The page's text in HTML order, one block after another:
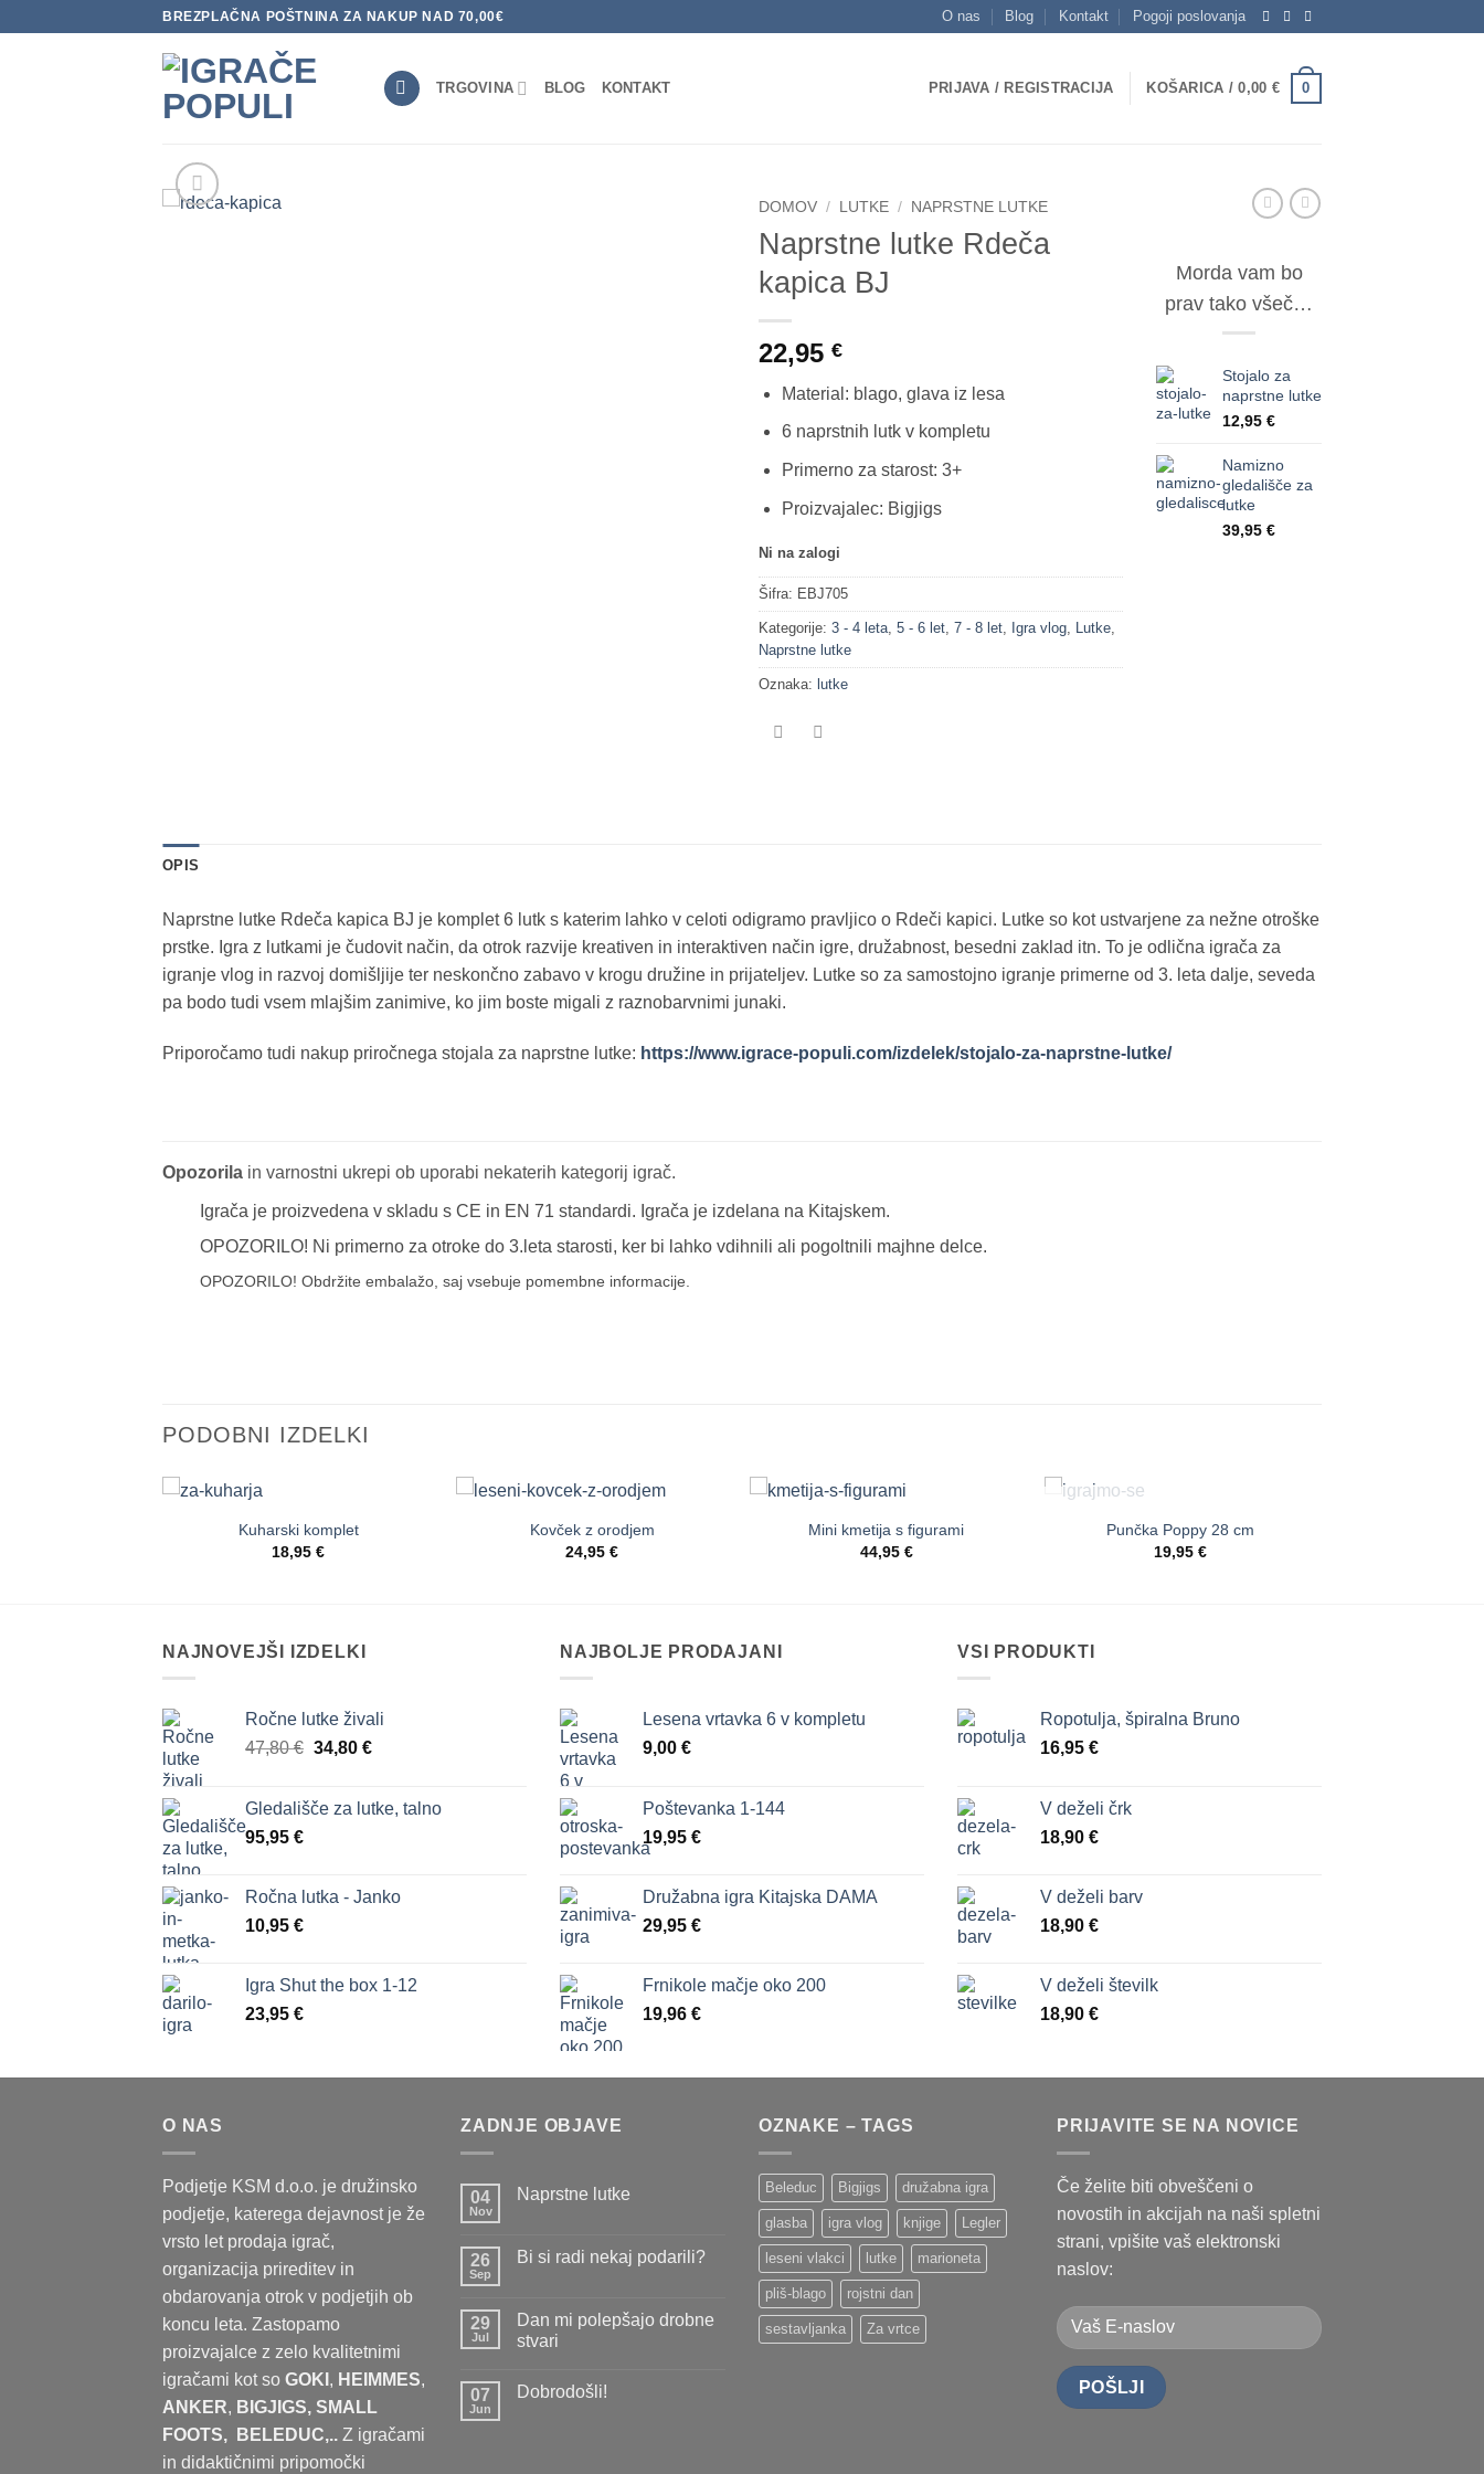
BREZPLAČNA POŠTNINA ZA NAKUP NAD 70,00€ O nas Blog Kontakt Pogoji poslovanja
TRGOVINA BLOG KONTAKT PRIJAVA / REGISTRACIJA KOŠARICA /0,00 € 0
DOMOV / LUTKE / NAPRSTNE LUTKE
Naprstne lutke Rdeča
kapica BJ
22,95 €
Material: blago, glava iz lesa
6 naprstnih lutk v kompletu
Primerno za starost: 3+
Proizvajalec: Bigjigs
Ni na zalogi
Šifra: EBJ705
Kategorije: 3 - 4 leta, 5 - 6 let, 7 - 8 let, Igra vlog, Lutke,
Naprstne lutke
Oznaka: lutke
Morda vam bo
prav tako všeč…
Stojalo za
naprstne lutke
12,95 €
Namizno
gledališče za
lutke
39,95 €
OPIS
Naprstne lutke Rdeča kapica BJ je komplet 6 lutk s katerim lahko v celoti odigramo pravljico o Rdeči kapici. Lutke so kot ustvarjene za nežne otroške
prstke. Igra z lutkami je čudovit način, da otrok razvije kreativen in interaktiven način igre, družabnost, besedni zaklad itn. To je odlična igrača za
igranje vlog in razvoj domišljije ter neskončno zabavo v krogu družine in prijateljev. Lutke so za samostojno igranje primerne od 3. leta dalje, seveda
pa bodo tudi vsem mlajšim zanimive, ko jim boste migali z raznobarvnimi junaki.
Priporočamo tudi nakup priročnega stojala za naprstne lutke: https://www.igrace-populi.com/izdelek/stojalo-za-naprstne-lutke/
Opozorila in varnostni ukrepi ob uporabi nekaterih kategorij igrač.
Igrača je proizvedena v skladu s CE in EN 71 standardi. Igrača je izdelana na Kitajskem.
OPOZORILO! Ni primerno za otroke do 3.leta starosti, ker bi lahko vdihnili ali pogoltnili majhne delce.
OPOZORILO! Obdržite embalažo, saj vsebuje pomembne informacije.
PODOBNI IZDELKI
Kuharski komplet
18,95€
Kovček z orodjem
24,95€
Dodaj
Mini kmetija s figurami
44,95 €
NI NA ZALOGI
Punčka Poppy 28 cm
19,95 €
NAJNOVEJŠI IZDELKI
Ročne lutke živali
47,80€ Izvirna
bila:
34,80 €Trenutna
34,80 €.
Gledališče za lutke, talno
95,95 €
Ročna lutka - Janko
10,95 €
Igra Shut the box 1-12
23,95 €
NAJBOLJE PRODAJANI
Lesena vrtavka 6 v kompletu
9,00 €
Poštevanka 1-144
19,95 €
Družabna igra Kitajska DAMA
29,95 €
Frnikole mačje oko 200
19,96 €
VSI PRODUKTI
Ropotulja, špiralna Bruno
16,95 €
V deželi črk
18,90 €
V deželi barv
18,90 €
V deželi številk
18,90 €
O NAS
Podjetje KSM d.o.o. je družinsko
podjetje, katerega dejavnost je že
vrsto let prodaja igrač,
organizacija prireditev in
obdarovanja otrok v podjetjih ob
koncu leta. Zastopamo
proizvajalce z zelo kvalitetnimi
igračami kot so GOKI , HEIMMES,
ANKER, BIGJIGS, SMALL
FOOTS,
BELEDUC,.. Z igračami
in didaktičnimi pripomočki
ZADNJE OBJAVE
04
Nov
Naprstne lutke
Naprstne
26
Sep
Bi si radi nekaj podarili?
Bi
si
radi
29
Jul
Dan mi polepšajo drobne
stvari
na
07
Jun
Dobrodošli!
OZNAKE – TAGS
Beleduc Bigjigs družabna igra
glasba igra vlog knjige Legler
leseni vlakci lutke marioneta
pliš-blago rojstni dan
sestavljanka Za vrtce
PRIJAVITE SE NA NOVICE
Če želite biti obveščeni o
novostih in akcijah na naši spletni
strani, vpišite vaš elektronski
naslov: